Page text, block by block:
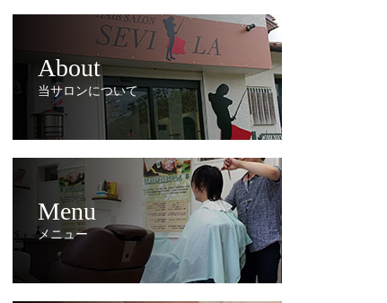
About
当サロンについて
Menu
メニュー